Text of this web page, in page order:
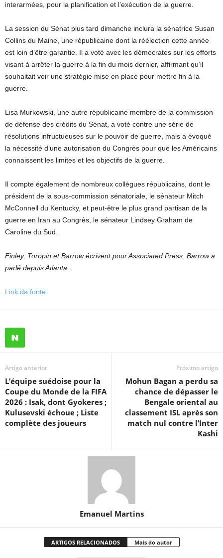
interarmées, pour la planification et l’exécution de la guerre.
La session du Sénat plus tard dimanche inclura la sénatrice Susan
Collins du Maine, une républicaine dont la réélection cette année
est loin d’être garantie. Il a voté avec les démocrates sur les efforts
visant à arrêter la guerre à la fin du mois dernier, affirmant qu’il
souhaitait voir une stratégie mise en place pour mettre fin à la
guerre.
Lisa Murkowski, une autre républicaine membre de la commission
de défense des crédits du Sénat, a voté contre une série de
résolutions infructueuses sur le pouvoir de guerre, mais a évoqué
la nécessité d’une autorisation du Congrès pour que les Américains
connaissent les limites et les objectifs de la guerre.
Il compte également de nombreux collègues républicains, dont le
président de la sous-commission sénatoriale, le sénateur Mitch
McConnell du Kentucky, et peut-être le plus grand partisan de la
guerre en Iran au Congrès, le sénateur Lindsey Graham de
Caroline du Sud.
Finley, Toropin et Barrow écrivent pour Associated Press. Barrow a
parlé depuis Atlanta.
Link da fonte
Artigo anterior
L’équipe suédoise pour la
Coupe du Monde de la FIFA
2026 : Isak, dont Gyokeres ;
Kulusevski échoue ; Liste
complète des joueurs
Próximo artigo
Mohun Bagan a perdu sa
chance de dépasser le
Bengale oriental au
classement ISL après son
match nul contre l’Inter
Kashi
Emanuel Martins
ARTIGOS RELACIONADOS Mais do autor